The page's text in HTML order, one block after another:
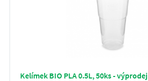
Kelímek BIO PLA 0.5L, 50ks - výprodej